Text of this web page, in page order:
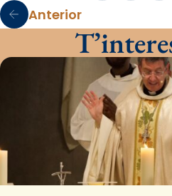
Anterior